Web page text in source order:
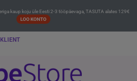
kaup koju üle Eesti 2-3 tööpäevaga, TASUTA alates 129€
LOO KONTO